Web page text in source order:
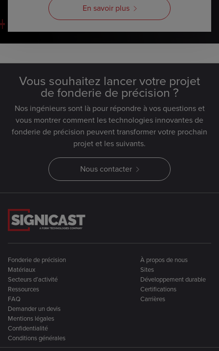
En savoir plus
Vous souhaitez lancer votre projet
de fonderie de précision ?
Nos ingénieurs sont là pour répondre à vos questions et
vous montrer comment les technologies innovantes de
fonderie de précision peuvent transformer votre prochain
projet et les suivants.
Nous contacter
Fonderie de précision
Matériaux
Secteurs d’activité
Ressources
FAQ
À propos de nous
Sites
Développement durable
Certifications
Carrières
Demander un devis
Mentions légales
Confidentialité
Conditions générales